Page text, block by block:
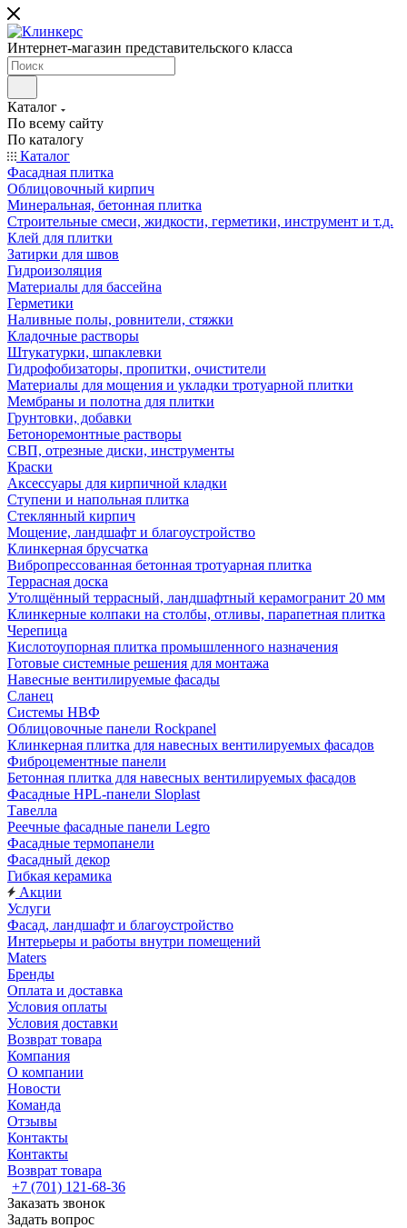
Интернет-магазин представительского класса
Каталог
По всему сайту
По каталогу
Каталог
Фасадная плитка
Облицовочный кирпич
Минеральная, бетонная плитка
Строительные смеси, жидкости, герметики, инструмент и т.д.
Клей для плитки
Затирки для швов
Гидроизоляция
Материалы для бассейна
Герметики
Наливные полы, ровнители, стяжки
Кладочные растворы
Штукатурки, шпаклевки
Гидрофобизаторы, пропитки, очистители
Материалы для мощения и укладки тротуарной плитки
Мембраны и полотна для плитки
Грунтовки, добавки
Бетоноремонтные растворы
СВП, отрезные диски, инструменты
Краски
Аксессуары для кирпичной кладки
Ступени и напольная плитка
Cтеклянный кирпич
Мощение, ландшафт и благоустройство
Клинкерная брусчатка
Вибропрессованная бетонная тротуарная плитка
Террасная доска
Утолщённый террасный, ландшафтный керамогранит 20 мм
Клинкерные колпаки на столбы, отливы, парапетная плитка
Черепица
Кислотоупорная плитка промышленного назначения
Готовые системные решения для монтажа
Навесные вентилируемые фасады
Сланец
Системы НВФ
Облицовочные панели Rockpanel
Клинкерная плитка для навесных вентилируемых фасадов
Фиброцементные панели
Бетонная плитка для навесных вентилируемых фасадов
Фасадные HPL-панели Sloplast
Тавелла
Реечные фасадные панели Legro
Фасадные термопанели
Фасадный декор
Гибкая керамика
Акции
Услуги
Фасад, ландшафт и благоустройство
Интерьеры и работы внутри помещений
Maters
Бренды
Оплата и доставка
Условия оплаты
Условия доставки
Возврат товара
Компания
О компании
Новости
Команда
Отзывы
Контакты
Контакты
Возврат товара
+7 (701) 121-68-36
Заказать звонок
Задать вопрос